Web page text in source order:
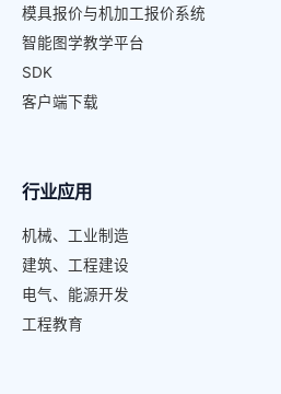
模具报价与机加工报价系统
智能图学教学平台
SDK
客户端下载
行业应用
机械、工业制造
建筑、工程建设
电气、能源开发
工程教育